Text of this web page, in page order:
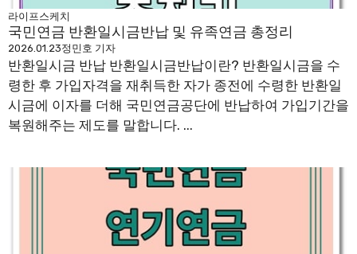
라이프스케치
국민연금 반환일시금반납 및 유족연금 총정리
2026.01.23정민호 기자
반환일시금 반납 반환일시금반납이란? 반환일시금을 수
령한 후 가입자격을 재취득한 자가 종전에 수령한 반환일
시금에 이자를 더해 국민연금공단에 반납하여 가입기간을
복원해주는 제도를 말합니다. ...